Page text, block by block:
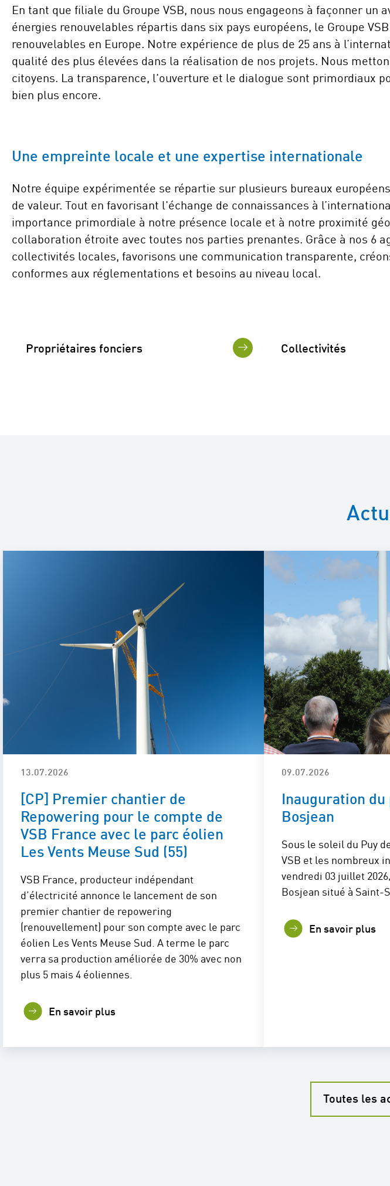
En tant que filiale du Groupe VSB, nous nous engageons à façonner
énergies renouvelables répartis dans six pays européens, le Groupe
renouvelables en Europe. Notre expérience de plus de 25 ans à
qualité des plus élevées dans la réalisation de nos projets. Nous
citoyens. La transparence, l'ouverture et le dialogue sont primordiaux
bien plus encore.
Une empreinte locale et une expertise internationale
Notre équipe expérimentée se répartie sur plusieurs bureaux
de valeur. Tout en favorisant l'échange de connaissances à
importance primordiale à notre présence locale et à notre proximité
collaboration étroite avec toutes nos parties prenantes. Grâce à nos 6
collectivités locales, favorisons une communication transparente,
conformes aux réglementations et besoins au niveau local.
Propriétaires fonciers Collectivités
13.07.2026
[CP] Premier chantier de
Repowering pour le compte de
VSB France avec le parc éolien
Les Vents Meuse Sud (55)
VSB France, producteur indépendant
d’électricité annonce le lancement de son
premier chantier de repowering
(renouvellement) pour son compte avec le parc
éolien Les Vents Meuse Sud. A terme le parc
verra sa production améliorée de 30% avec non
plus 5 mais 4 éoliennes.
En savoir plus
09.07.2026
Inauguration
Bosjean
Sous le soleil du Puy
VSB et les nombreux
vendredi 03 juillet
Bosjean situé à Saint-
En savoir plus
Toutes les